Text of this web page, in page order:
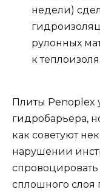
недели)
рулонных
к
Плиты Penoplex
гидробарьера,
как советуют
нарушении
сплошного слоя